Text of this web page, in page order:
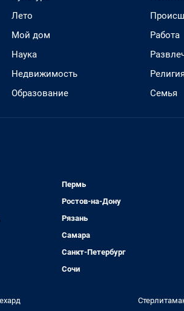
Лето
Мой дом
Наука
Недвижимость
Образование
Работа
Религия
Семья
Пермь
Ростов-на-Дону
Рязань
Самара
Санкт-Петербург
Сочи